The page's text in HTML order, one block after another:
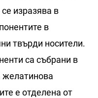
изразява в
в
твърди носители.
са събрани в
желатинова
е отделена от